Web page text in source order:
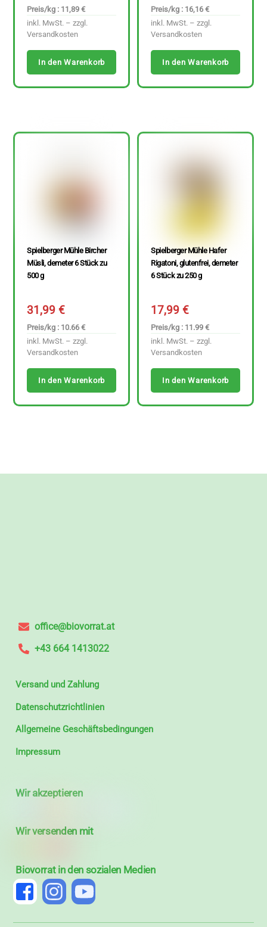
Preis/kg : 11,89 €
inkl. MwSt. – zzgl.
Versandkosten
In den Warenkorb
Preis/kg : 16,16 €
inkl. MwSt. – zzgl.
Versandkosten
In den Warenkorb
Spielberger Mühle Bircher
Müsli, demeter 6 Stück zu
500 g
31,99€
Preis/kg : 10.66 €
inkl. MwSt. – zzgl.
Versandkosten
In den Warenkorb
Spielberger Mühle Hafer
Rigatoni, glutenfrei, demeter
6 Stück zu 250 g
17,99€
Preis/kg : 11.99 €
inkl. MwSt. – zzgl.
Versandkosten
In den Warenkorb
office@biovorrat.at
+43 664 1413022
Versand und Zahlung
Datenschutzrichtlinien
Allgemeine Geschäftsbedingungen
Impressum
Wir akzeptieren
Wir versenden mit
Biovorrat in den sozialen Medien